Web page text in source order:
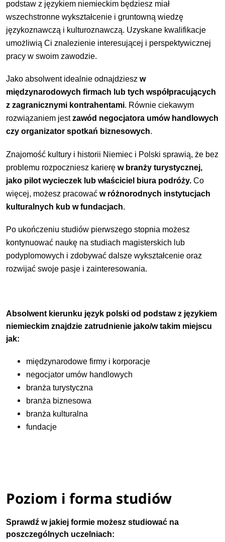
podstaw z językiem niemieckim będziesz miał
wszechstronne wykształcenie i gruntowną wiedzę
językoznawczą i kulturoznawczą. Uzyskane kwalifikacje
umożliwią Ci znalezienie interesującej i perspektywicznej
pracy w swoim zawodzie.
Jako absolwent idealnie odnajdzieszw
międzynarodowych firmach lub tych współpracujących
z zagranicznymi kontrahentami. Równie ciekawym
rozwiązaniem jestzawód negocjatora umów handlowych
czy organizator spotkań biznesowych.
Znajomość kultury i historii Niemiec i Polski sprawią, że bez
problemu rozpoczniesz karieręw branży turystycznej,
jako pilot wycieczek lub właściciel biura podróży. Co
więcej, możesz pracowaćw różnorodnych instytucjach
kulturalnych kub w fundacjach.
Po ukończeniu studiów pierwszego stopnia możesz
kontynuować naukę na studiach magisterskich lub
podyplomowych i zdobywać dalsze wykształcenie oraz
rozwijać swoje pasje i zainteresowania.
Absolwent kierunku język polski od podstaw z językiem
niemieckim znajdzie zatrudnienie jako/w takim miejscu
jak:
międzynarodowe firmy i korporacje
negocjator umów handlowych
branża turystyczna
branża biznesowa
branża kulturalna
fundacje
Poziom i forma studiów
Sprawdź w jakiej formie możesz studiować na
poszczególnych uczelniach: